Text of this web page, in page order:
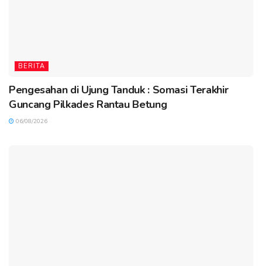
BERITA
Pengesahan di Ujung Tanduk : Somasi Terakhir
Guncang Pilkades Rantau Betung
06/08/2026